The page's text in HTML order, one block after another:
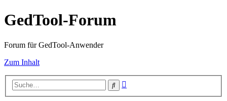
GedTool-Forum
Forum für GedTool-Anwender
Zum Inhalt
Suche